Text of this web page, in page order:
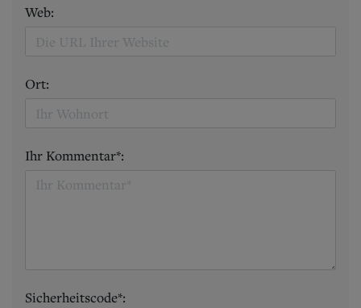
Web:
Ort:
Ihr Kommentar*:
Sicherheitscode*: